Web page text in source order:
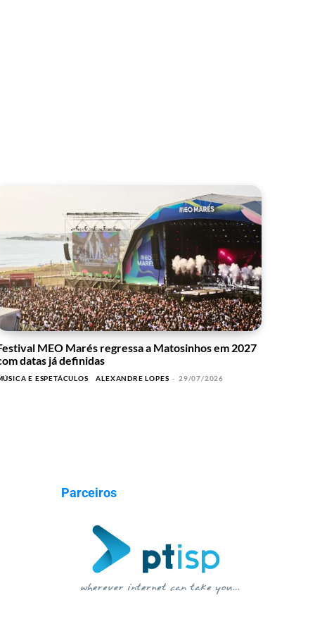
MEO Marés regressa a Matosinhos em 2027
datas já definidas
E ESPETÁCULOS ALEXANDRE LOPES - 29/07/2026
Parceiros